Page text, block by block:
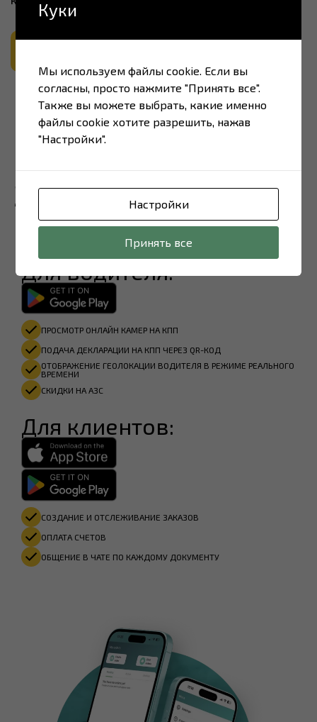
Загрузите наше
приложение​
Для водителя:
ПРОСМОТР ОНЛАЙН КАМЕР НА КПП
ПОДАЧА ДЕКЛАРАЦИИ НА КПП ЧЕРЕЗ QR-КОД
ОТОБРАЖЕНИЕ ГЕОЛОКАЦИИ ВОДИТЕЛЯ В РЕЖИМЕ РЕАЛЬНОГО
ВРЕМЕНИ
СКИДКИ НА АЗС
Для клиентов:
СОЗДАНИЕ И ОТСЛЕЖИВАНИЕ ЗАКАЗОВ
ОПЛАТА СЧЕТОВ
ОБЩЕНИЕ В ЧАТЕ ПО КАЖДОМУ ДОКУМЕНТУ
Куки
Мы используем файлы cookie. Если вы
согласны, просто нажмите "Принять все".
Также вы можете выбрать, какие именно
файлы cookie хотите разрешить, нажав
"Настройки".
Настройки
Принять все